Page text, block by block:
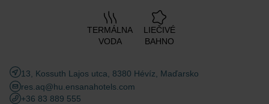
TERMÁLNA
VODA
LIEČIVÉ
BAHNO
13, Kossuth Lajos utca, 8380 Hévíz, Maďarsko
res.aq@hu.ensanahotels.com
+36 83 889 555